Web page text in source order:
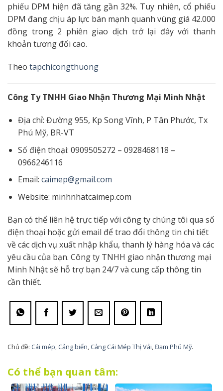
phiếu DPM hiện đã tăng gần 32%. Tuy nhiên, cổ phiếu
DPM đang chịu áp lực bán mạnh quanh vùng giá 42.000
đồng trong 2 phiên giao dịch trở lại đây với thanh
khoản tương đối cao.
Theo tapchicongthuong
Công Ty TNHH Giao Nhận Thương Mại Minh Nhật
Địa chỉ: Đường 955, Kp Song Vĩnh, P Tân Phước, Tx
Phú Mỹ, BR-VT
Số điện thoại: 0909505272 – 0928468118 –
0966246116
Email: caimep@gmail.com
Website: minhnhatcaimep.com
Bạn có thể liên hệ trực tiếp với công ty chúng tôi qua số
điện thoại hoặc gửi email để trao đổi thông tin chi tiết
về các dịch vụ xuất nhập khẩu, thanh lý hàng hóa và các
yêu cầu của bạn. Công ty TNHH giao nhận thương mại
Minh Nhật sẽ hỗ trợ bạn 24/7 và cung cấp thông tin
cần thiết.
Chủ đề: Cái mép, Cảng biển, Cảng Cái Mép Thị Vải,Đạm Phú Mỹ.
Có thể bạn quan tâm: